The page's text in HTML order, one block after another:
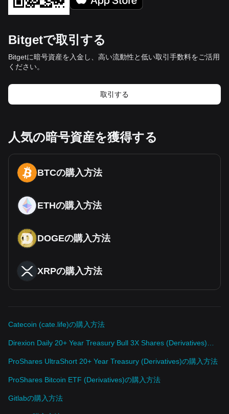
Bitgetで取引する
Bitgetに暗号資産を入金し、高い流動性と低い取引手数料をご活用
ください。
取引する
人気の暗号資産を獲得する
BTCの購入方法
ETHの購入方法
DOGEの購入方法
XRPの購入方法
Catecoin (cate.life)の購入方法
ProShares UltraShort 20+ Year Treasury (Derivatives)の購入方法
ProShares Bitcoin ETF (Derivatives)の購入方法
Gitlabの購入方法